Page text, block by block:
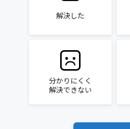
解決した
分かりにくく
解決できない